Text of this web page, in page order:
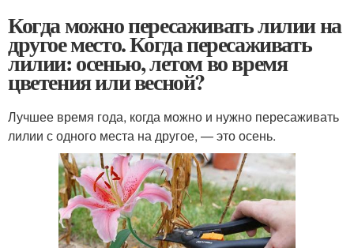
Когда можно пересаживать лилии на
другое место. Когда пересаживать
лилии: осенью, летом во время
цветения или весной?
Лучшее время года, когда можно и нужно пересаживать
лилии с одного места на другое, — это осень.